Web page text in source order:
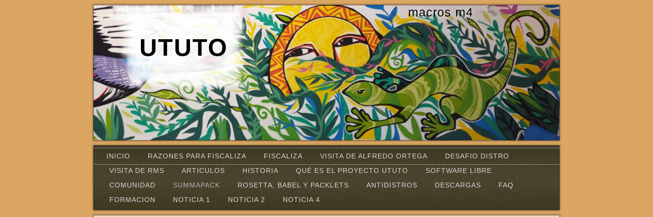
macros m4
UTUTO
INICIO RAZONES PARA FISCALIZA FISCALIZA VISITA DE ALFREDO ORTEGA
DESAFIO DISTRO
VISITA DE RMS
ARTICULOS HISTORIA QUÉ ES EL PROYECTO UTUTO
SOFTWARE LIBRE
COMUNIDAD
SUMMAPACK ROSETTA, BABEL Y PACKLETS ANTIDISTROS DESCARGAS
FAQ
FORMACION
NOTICIA 1 NOTICIA 2 NOTICIA 4